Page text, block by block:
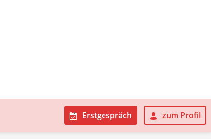
Erstgespräch zum Profil